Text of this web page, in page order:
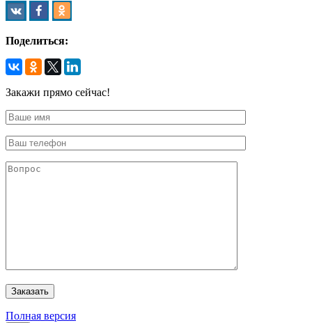
Поделиться:
Закажи прямо сейчас!
Полная версия